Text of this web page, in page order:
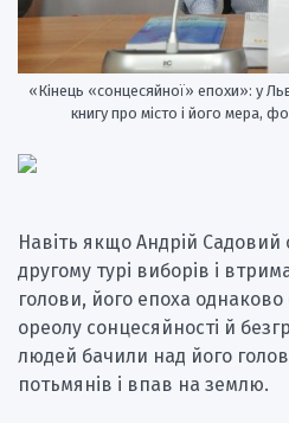
«Кінець «сонцесяйної» епохи»: у
книгу про місто і його мера,
Навіть якщо Андрій Садовий
другому турі виборів і
голови, його епоха однаково
ореолу сонцесяйності й
людей бачили над його
потьмянів і впав на землю.